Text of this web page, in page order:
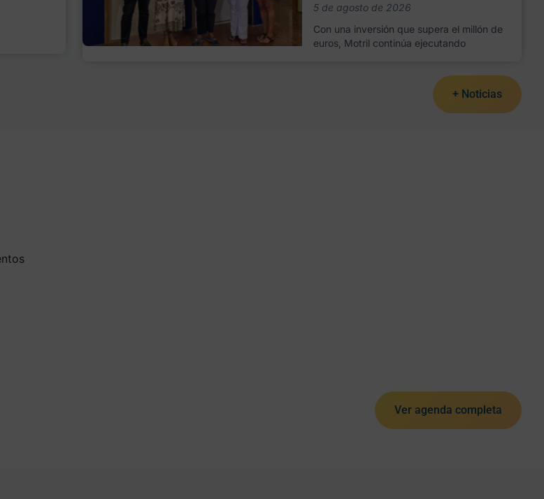
5 de agosto de 2026
Con una inversión que supera el millón de
euros, Motril continúa ejecutando
+ Noticias
Ver agenda completa